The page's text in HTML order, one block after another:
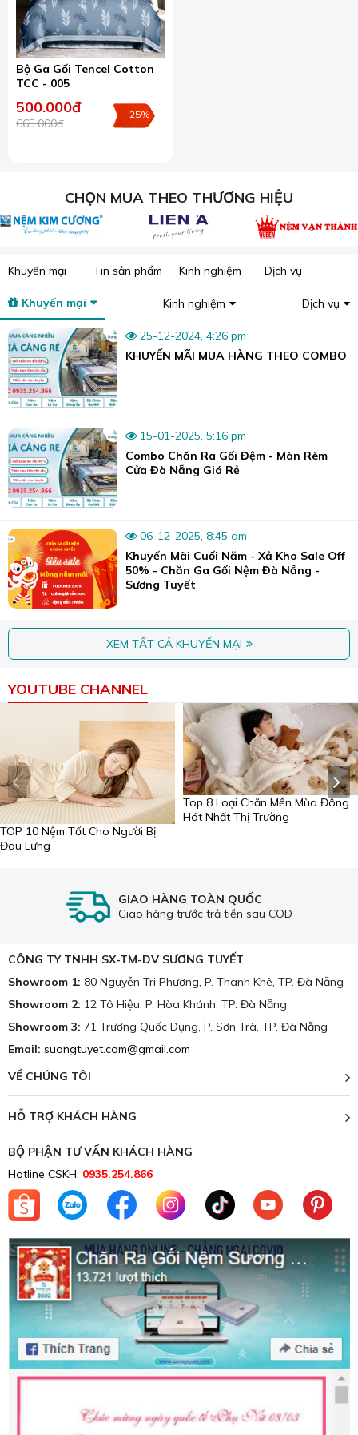
Cửa hàng chăn ga gối nệm Sương Tuyết tại Đà Nẵng.
phẩm của chúng tôi, chúc khách hàng sớm tìm
được sản phẩm phù hợp và ưng ý!
📞Hotline: 0935.254.866
Thanh Khê, TP. Đà Nẵng
📍 Showroom2: 12 Tô Hiệu, phường Hòa Khánh, TP.
Đà Nẵng
📍 Showroom3: 71 Trương Quốc Dụng, phường Sơn
Trà, TP. Đà Nẵng
🌐Website:suongtuyet.com
Bộ Ga Gối Tencel Cotton
TCC - 005
500.000đ
665.000đ
- 25%
CHỌN MUA THEO THƯƠNG HIỆU
Khuyến mại Tin sản phẩm Kinh nghiệm Dịch vụ
Khuyến mại Kinh nghiệm Dịch vụ
25-12-2024, 4:26 pm
KHUYẾN MÃI MUA HÀNG THEO COMBO
15-01-2025, 5:16 pm
Combo Chăn Ra Gối Đệm - Màn Rèm
Cửa Đà Nẵng Giá Rẻ
06-12-2025, 8:45 am
Khuyến Mãi Cuối Năm - Xả Kho Sale Off
50% - Chăn Ga Gối Nệm Đà Nẵng -
Sương Tuyết
XEM TẤT CẢ KHUYẾN MẠI
YOUTUBE CHANNEL
TOP 10 Nệm Tốt Cho Người Bị
Đau Lưng
Top 8 Loại Chăn Mền Mùa Đông
Hót Nhất Thị Trường
GIAO HÀNG TOÀN QUỐC
Giao hàng trước trả tiền sau COD
CÔNG TY TNHH SX-TM-DV SƯƠNG TUYẾT
Showroom 1: 80 Nguyễn Tri Phương, P. Thanh Khê, TP. Đà Nẵng
Showroom 2: 12 Tô Hiệu, P. Hòa Khánh, TP. Đà Nẵng
Showroom 3: 71 Trương Quốc Dụng, P. Sơn Trà, TP. Đà Nẵng
Email: suongtuyet.com@gmail.com
VỀ CHÚNG TÔI
HỖ TRỢ KHÁCH HÀNG
BỘ PHẬN TƯ VẤN KHÁCH HÀNG
Hotline CSKH: 0935.254.866